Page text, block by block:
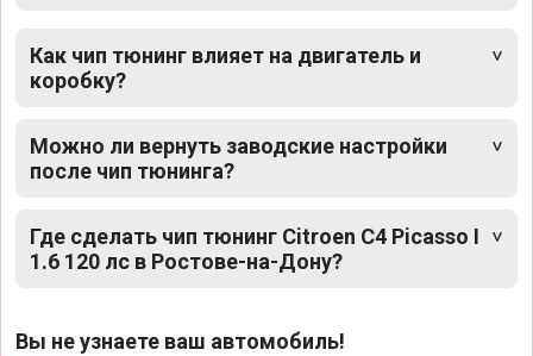
Как чип тюнинг влияет на двигатель и
коробку?
Можно ли вернуть заводские настройки
после чип тюнинга?
Где сделать чип тюнинг Citroen C4 Picasso I
1.6 120 лс в Ростове-на-Дону?
Вы не узнаете ваш автомобиль!